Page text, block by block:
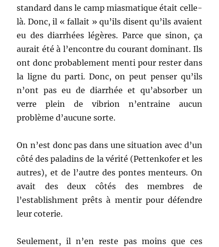
standard dans le camp miasmatique était celle-
là. Donc, il « fallait » qu’ils disent qu’ils avaient
eu des diarrhées légères. Parce que sinon, ça
aurait été à l’encontre du courant dominant. Ils
ont donc probablement menti pour rester dans
la ligne du parti. Donc, on peut penser qu’ils
n’ont pas eu de diarrhée et qu’absorber un
verre plein de vibrion n’entraine aucun
problème d’aucune sorte.
On n’est donc pas dans une situation avec d’un
côté des paladins de la vérité (Pettenkofer et les
autres), et de l’autre des pontes menteurs. On
avait des deux côtés des membres de
l’establishment prêts à mentir pour défendre
leur coterie.
Seulement, il n’en reste pas moins que ces